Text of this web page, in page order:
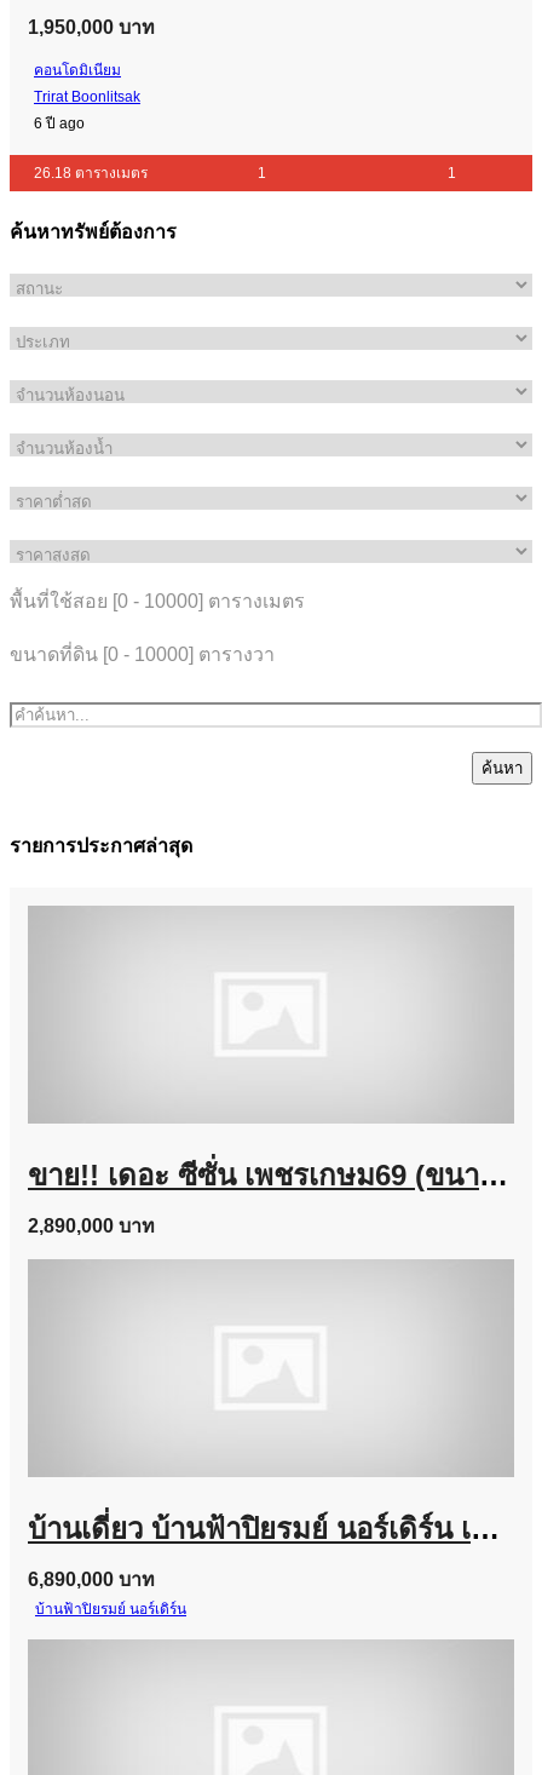
1,950,000 บาท
คอนโดมิเนียม
Trirat Boonlitsak
6 ปี ago
26.18 ตารางเมตร 1 1
ค้นหาทรัพย์ต้องการ
พื้นที่ใช้สอย [0 - 10000] ตารางเมตร
ขนาดที่ดิน [0 - 10000] ตารางวา
ค้นหา
รายการประกาศล่าสุด
ขาย!! เดอะ ซีซั่น เพชรเกษม69 (ขนาด 38 ตร.ว.) ถนนเลียบคลองภาษีเจริญฝั่งใต้ เขตหนองแขม เข้าออกได้หลายทางทั้ง ซอยเพชรเกษม ถนนบางบอน และ ถนนพุทธสาคร กทม. : The Season Phetkasem 69
2,890,000 บาท
บ้านเดี่ยว บ้านฟ้าปิยรมย์ นอร์เดิร์น เฟส 16 ลำลูกกา คลอง 6 ถูกสุดในโครงการ
6,890,000 บาท
บ้านฟ้าปิยรมย์ นอร์เดิร์น